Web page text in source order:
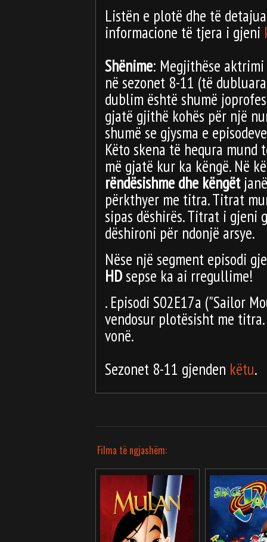
Listën e plotë dhe të
informacione të tjera i gjeni
Shënime: Megjithëse
në sezonet 8-11 (të
dublim është shumë
gjatë gjithë kohës për një
shumë se gjysma e
Këto skena të hequra mund
më gjatë kur ka këngë. Në
rëndësishme dhe këngët
përkthyer me titra. Titrat
sipas dëshirës. Titrat i
dëshironi për ndonjë arsye.
Nëse një segment episodi
HDsepse ka ai rregullime!
. Episodi S02E17a ("Sailor
vendosur plotësisht me
vonë.
Sezonet 8-11 gjenden këtu.
Filma të ngjashëm: